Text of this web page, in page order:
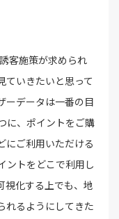
客施策が求められ
ていきたいと思って
ーデータは一番の目
に、ポイントをご購
にご利用いただける
ントをどこで利用し
視化する上でも、地
れるようにしてきた